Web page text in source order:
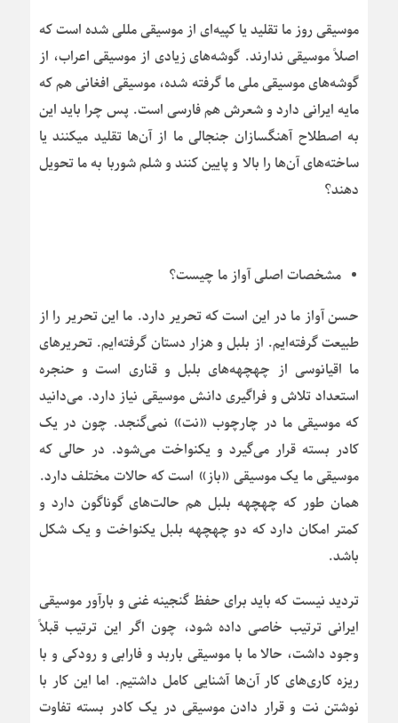
موسیقی روز ما تقلید یا کپیه‌ای از موسیقی مللی شده است که
اصلاً موسیقی ندارند. گوشه‌های زیادی از موسیقی اعراب، از
گوشه‌های موسیقی ملی ما گرفته شده، موسیقی افغانی هم که
مایه ایرانی دارد و شعرش هم فارسی است. پس چرا باید این
به اصطلاح آهنگسازان جنجالی ما از آن‌ها تقلید می‎کنند یا
ساخته‌های آن‌ها را بالا و پایین کنند و شلم شوربا به ما تحویل
دهند؟
مشخصات اصلی آواز ما چیست؟
حسن آواز ما در این است که تحریر دارد. ما این تحریر را از
طبیعت گرفته‌ایم. از بلبل و هزار دستان گرفته‌ایم. تحریرهای
ما اقیانوسی از چهچهه‌های بلبل و قناری است و حنجره
استعداد تلاش و فراگیری دانش موسیقی نیاز دارد. می‌دانید
که موسیقی ما در چارچوب «نت» نمی‌گنجد. چون در یک
کادر بسته قرار می‌گیرد و یکنواخت می‌شود. در حالی که
موسیقی ما یک موسیقی «باز» است که حالات مختلف دارد.
همان طور که چهچهه بلبل هم حالت‌های گوناگون دارد و
کمتر امکان دارد که دو چهچهه بلبل یکنواخت و یک شکل
باشد.
تردید نیست که باید برای حفظ گنجینه غنی و بارآور موسیقی
ایرانی ترتیب خاصی داده شود، چون اگر این ترتیب قبلاً
وجود داشت، حالا ما با موسیقی باربد و فارابی و رودکی و با
ریزه کاری‌های کار آن‌ها آشنایی کامل داشتیم. اما این کار با
نوشتن نت و قرار دادن موسیقی در یک کادر بسته تفاوت